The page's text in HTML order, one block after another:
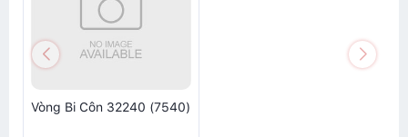
Vòng Bi Côn 32240 (7540)